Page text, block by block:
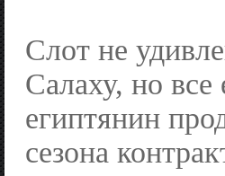
Слот не
Салаху, но все
египтянин
сезона